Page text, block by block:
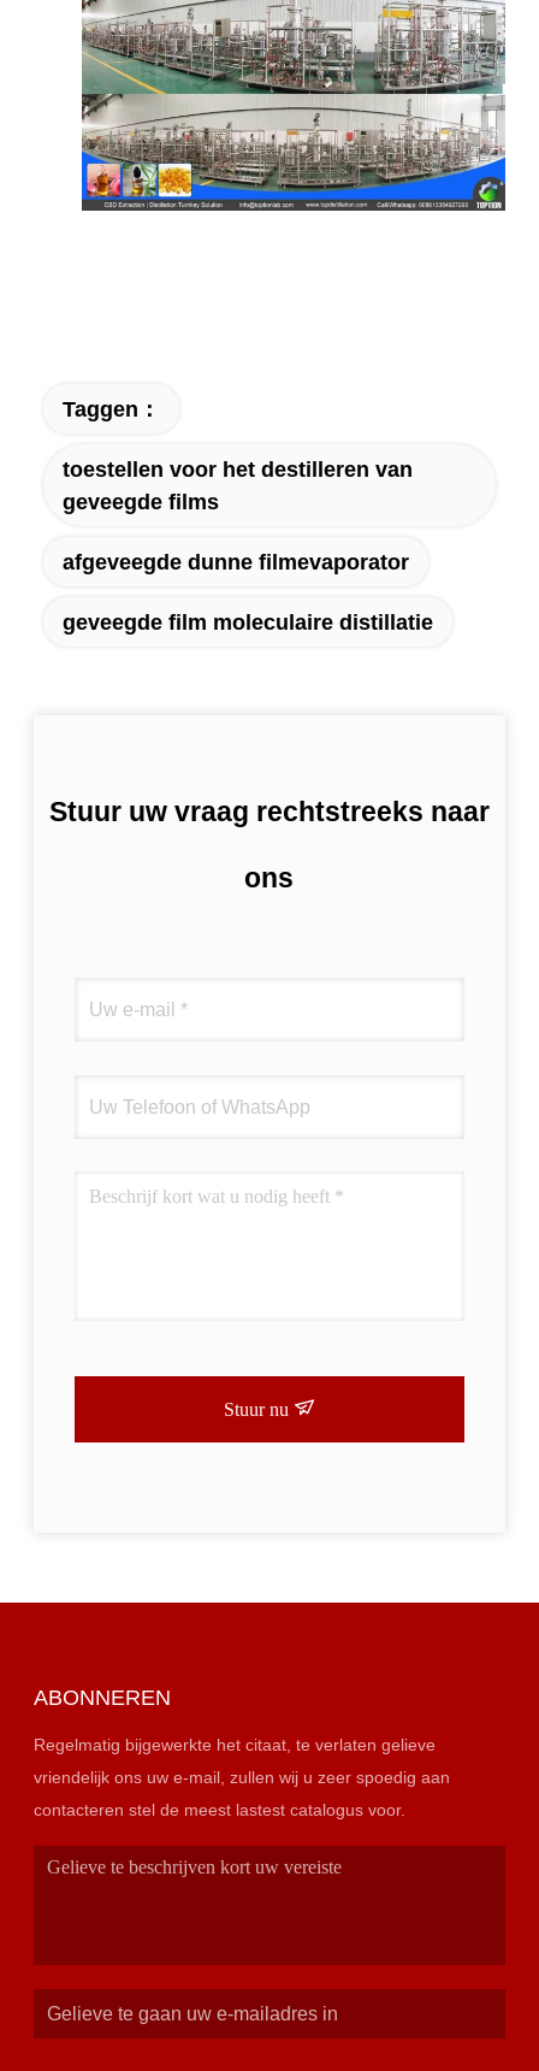
Taggen：
toestellen voor het destilleren van
geveegde films
afgeveegde dunne filmevaporator
geveegde film moleculaire distillatie
Stuur uw vraag rechtstreeks naar
ons
Stuur nu
ABONNEREN
Regelmatig bijgewerkte het citaat, te verlaten gelieve
vriendelijk ons uw e-mail, zullen wij u zeer spoedig aan
contacteren stel de meest lastest catalogus voor.